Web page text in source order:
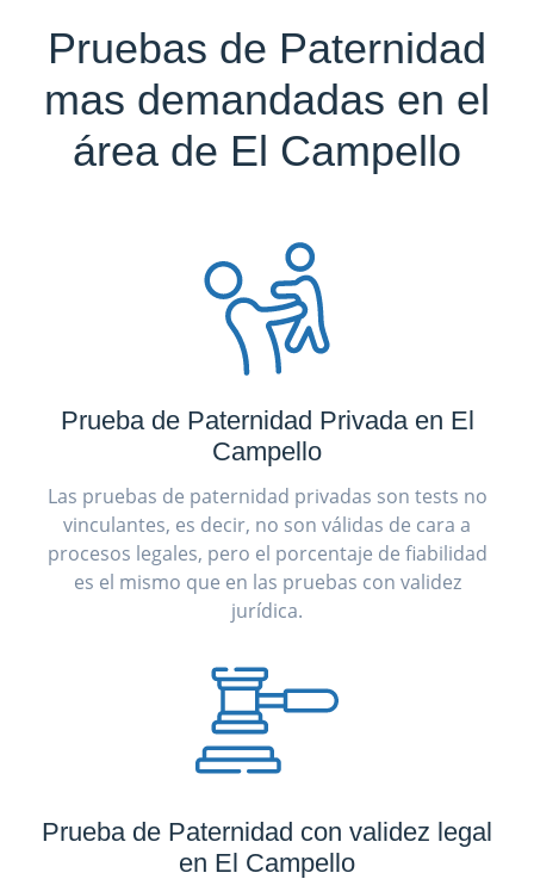
Pruebas de Paternidad
mas demandadas en el
área de El Campello
Prueba de Paternidad Privada en El
Campello
Las pruebas de paternidad privadas son tests no
vinculantes, es decir, no son válidas de cara a
procesos legales, pero el porcentaje de fiabilidad
es el mismo que en las pruebas con validez
jurídica.
Prueba de Paternidad con validez legal
en El Campello